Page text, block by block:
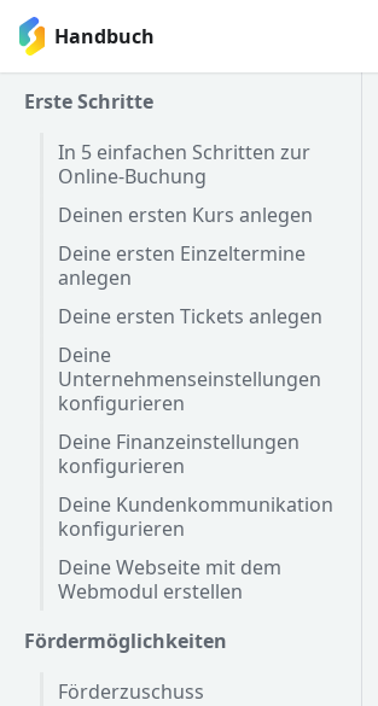
Handbuch
Erste Schritte
In 5 einfachen Schritten zur
Online-Buchung
Deinen ersten Kurs anlegen
Deine ersten Einzeltermine
anlegen
Deine ersten Tickets anlegen
Deine
Unternehmenseinstellungen
konfigurieren
Deine Finanzeinstellungen
konfigurieren
Deine Kundenkommunikation
konfigurieren
Deine Webseite mit dem
Webmodul erstellen
Fördermöglichkeiten
Förderzuschuss